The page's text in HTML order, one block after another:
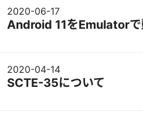
2020-06-17
Android 11をEmulatorで
2020-04-14
SCTE-35について